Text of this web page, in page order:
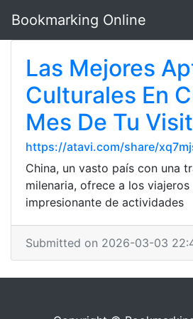
Bookmarking Online
Las Mejores
Culturales En
Mes De Tu
https://atavi.com/share/
China, un vasto país con una
milenaria, ofrece a los viajeros
impresionante de actividades
Submitted on 2026-03-03